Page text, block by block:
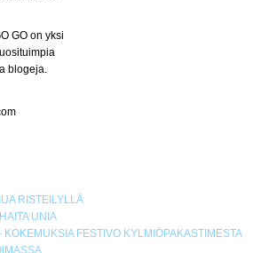
GO on yksi
blogeja.
RISTEILYLLÄ
UNIA
FESTIVO KYLMIÖPAKASTIMESTA